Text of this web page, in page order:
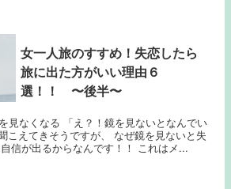
女一人旅のすすめ！失恋したら
旅に出た方がいい理由６
選！！ 〜後半〜
見なくなる 「え？！鏡を見ないとなんでい
こえてきそうですが、 なぜ鏡を見ないと失
信が出るからなんです！！ これはメ...